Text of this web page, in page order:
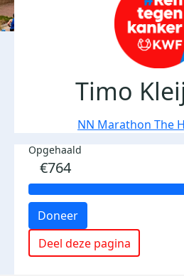
Timo
NN Marathon The
Opgehaald
€764
Doneer
Deel deze pagina